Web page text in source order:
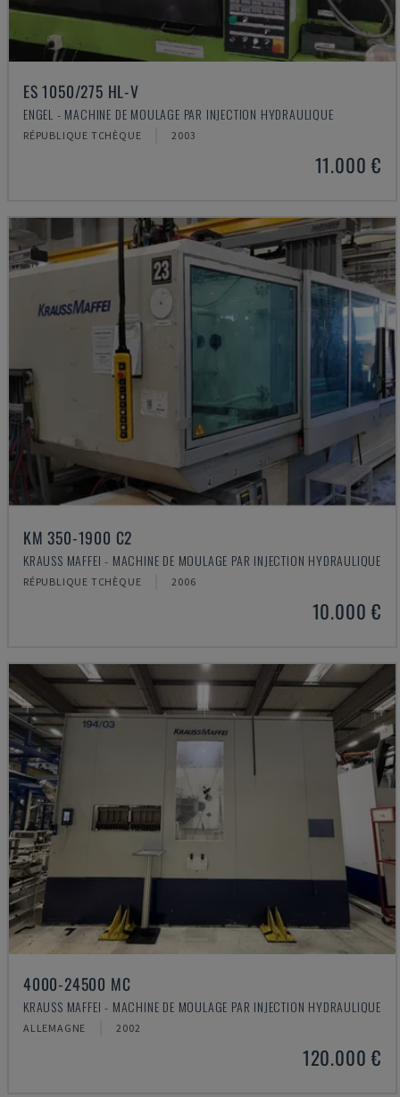
ES 1050/275 HL-V
ENGEL - MACHINE DE MOULAGE PAR INJECTION HYDRAULIQUE
RÉPUBLIQUE TCHÈQUE 2003
11.000 €
KM 350-1900 C2
KRAUSS MAFFEI - MACHINE DE MOULAGE PAR INJECTION HYDRAULIQUE
RÉPUBLIQUE TCHÈQUE 2006
10.000 €
4000-24500 MC
KRAUSS MAFFEI - MACHINE DE MOULAGE PAR INJECTION HYDRAULIQUE
ALLEMAGNE 2002
120.000 €